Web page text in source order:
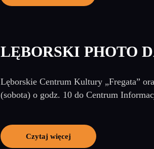
LĘBORSKI PHOTO
Lęborskie Centrum Kultury „Fregata”
(sobota) o godz. 10 do Centrum
Czytaj więcej